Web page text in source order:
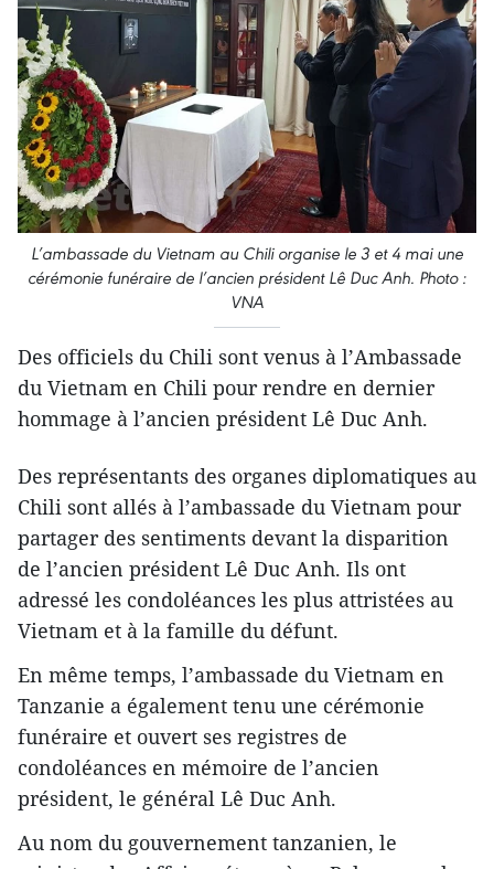
L’ambassade du Vietnam au Chili organise le 3 et 4 mai une
cérémonie funéraire de l’ancien président Lê Duc Anh. Photo :
VNA
Des officiels du Chili sont venus à l’Ambassade
du Vietnam en Chili pour rendre en dernier
hommage à l’ancien président Lê Duc Anh.
Des représentants des organes diplomatiques au
Chili sont allés à l’ambassade du Vietnam pour
partager des sentiments devant la disparition
de l’ancien président Lê Duc Anh. Ils ont
adressé les condoléances les plus attristées au
Vietnam et à la famille du défunt.
En même temps, l’ambassade du Vietnam en
Tanzanie a également tenu une cérémonie
funéraire et ouvert ses registres de
condoléances en mémoire de l’ancien
président, le général Lê Duc Anh.
Au nom du gouvernement tanzanien, le